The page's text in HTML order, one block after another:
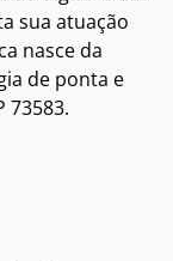
sua atuação
nasce da
de ponta e
73583.